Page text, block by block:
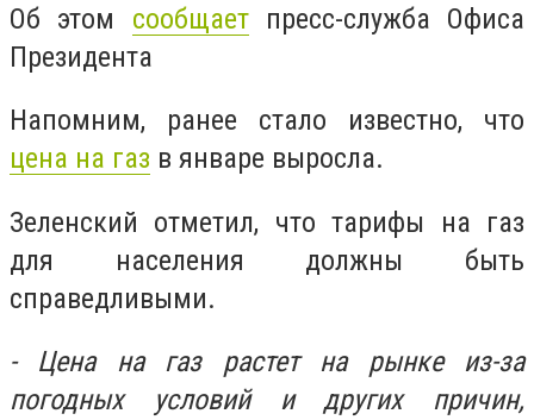
Об этом сообщаетпресс-служба Офиса
Президента
Напомним, ранее стало известно, что
цена на газ в январе выросла.
Зеленский отметил, что тарифы на газ
для населения должны быть
справедливыми.
- Цена на газ растет на рынке из-за
погодных условий и других причин,